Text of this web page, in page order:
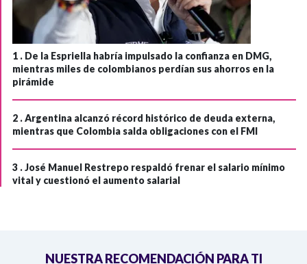
1 . De la Espriella habría impulsado la confianza en DMG,
mientras miles de colombianos perdían sus ahorros en la
pirámide
2 .Argentina alcanzó récord histórico de deuda externa,
mientras que Colombia salda obligaciones con el FMI
3 .José Manuel Restrepo respaldó frenar el salario mínimo
vital y cuestionó el aumento salarial
NUESTRA RECOMENDACIÓN PARA TI